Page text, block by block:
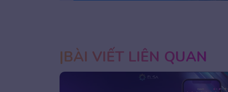
BÀI VIẾT LIÊN QUAN